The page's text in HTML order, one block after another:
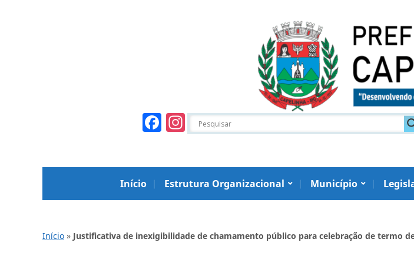
Facebook
Instagram
Início Estrutura Organizacional Município
Início » Justificativa de inexigibilidade de chamamento público para celebração de termo